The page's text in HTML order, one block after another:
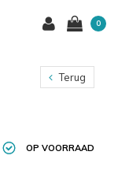
0
Terug
OP VOORRAAD